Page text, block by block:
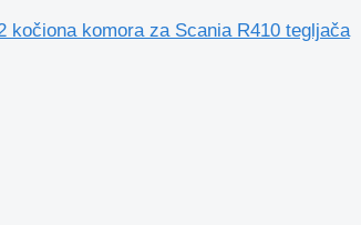
kočiona komora za Scania R410 tegljača